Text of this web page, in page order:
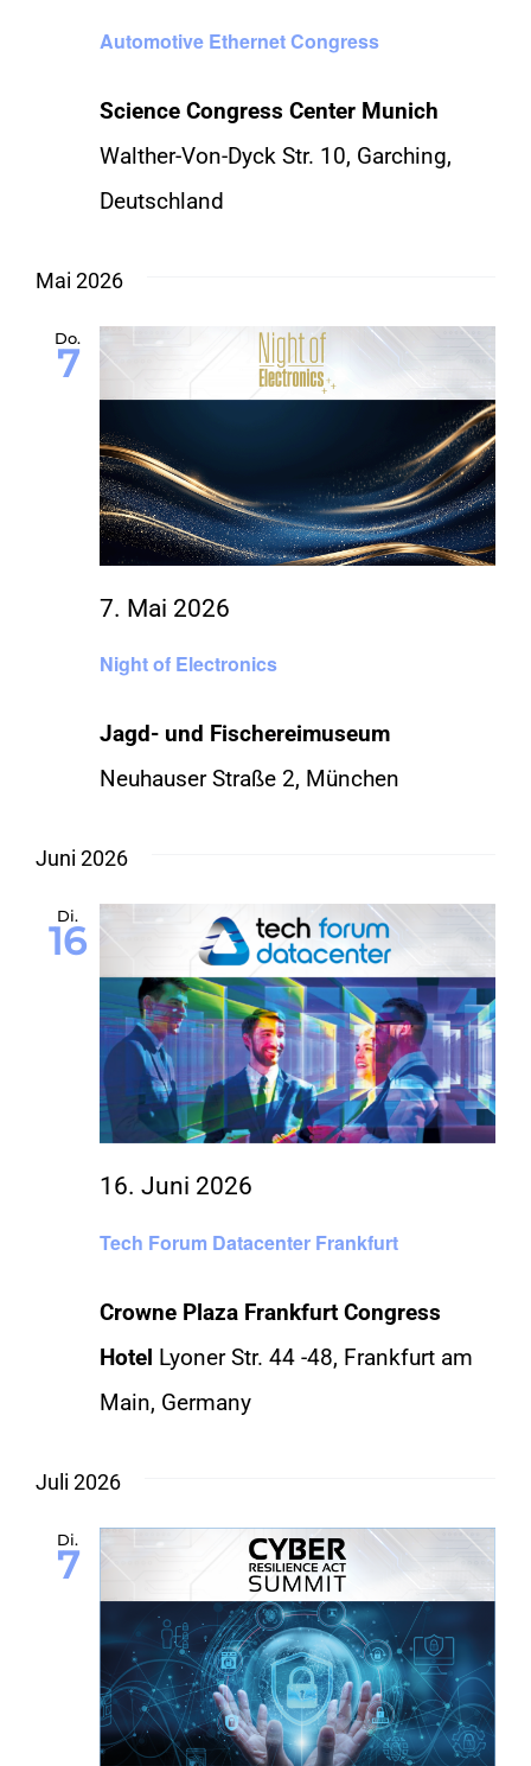
Automotive Ethernet Congress
Science Congress Center Munich
Walther-Von-Dyck Str. 10, Garching,
Deutschland
Mai 2026
Do.
7
Night of Electronics
7. Mai 2026
Jagd- und Fischereimuseum
Neuhauser Straße 2, München
Juni 2026
Di.
16
Tech Forum Datacenter Frankfurt
16. Juni 2026
Crowne Plaza Frankfurt Congress
Hotel Lyoner Str. 44 -48, Frankfurt am
Main, Germany
Juli 2026
Di.
7